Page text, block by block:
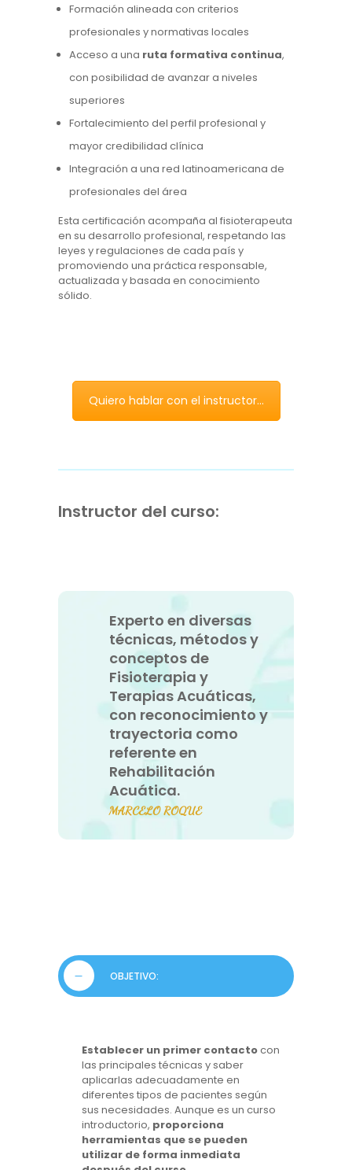
Formación alineada con criterios
profesionales y normativas locales
Acceso a una ruta formativa continua,
con posibilidad de avanzar a niveles
superiores
Fortalecimiento del perfil profesional y
mayor credibilidad clínica
Integración a una red latinoamericana de
profesionales del área
Esta certificación acompaña al fisioterapeuta
en su desarrollo profesional, respetando las
leyes y regulaciones de cada país y
promoviendo una práctica responsable,
actualizada y basada en conocimiento
sólido.
Quiero hablar con el instructor...
Instructor del curso:
Experto en diversas
técnicas, métodos y
conceptos de
Fisioterapia y
Terapias Acuáticas,
con reconocimiento y
trayectoria como
referente en
Rehabilitación
Acuática.
MARCELO ROQUE
OBJETIVO:
Establecer un primer contactocon
las principales técnicas y saber
aplicarlas adecuadamente en
diferentes tipos de pacientes según
sus necesidades. Aunque es un curso
introductorio, proporciona
herramientas que se pueden
utilizar de forma inmediata